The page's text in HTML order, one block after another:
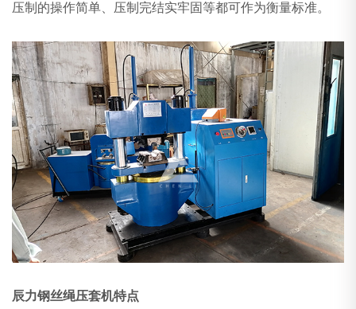
压制的操作简单、压制完结实牢固等都可作为衡量标准。
辰力钢丝绳压套机特点